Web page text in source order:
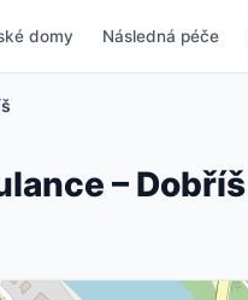
domy Následná péče
– Dobříš